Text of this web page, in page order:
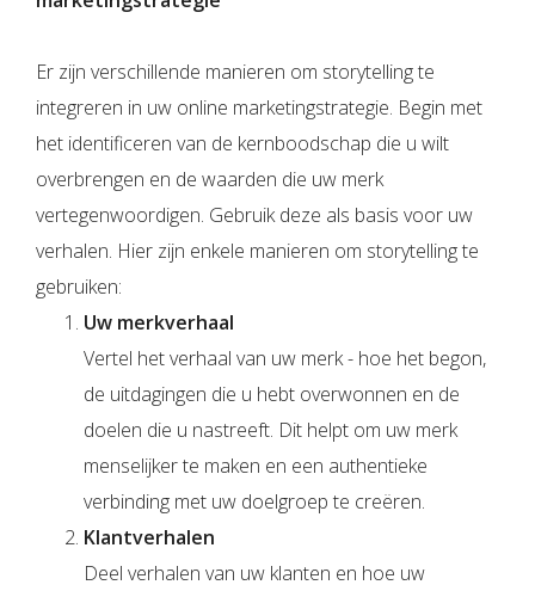
Er zijn verschillende manieren om storytelling te
integreren in uw online marketingstrategie. Begin met
het identificeren van de kernboodschap die u wilt
overbrengen en de waarden die uw merk
vertegenwoordigen. Gebruik deze als basis voor uw
verhalen. Hier zijn enkele manieren om storytelling te
gebruiken:
Uw merkverhaal
Vertel het verhaal van uw merk - hoe het begon,
de uitdagingen die u hebt overwonnen en de
doelen die u nastreeft. Dit helpt om uw merk
menselijker te maken en een authentieke
verbinding met uw doelgroep te creëren.
Klantverhalen
Deel verhalen van uw klanten en hoe uw